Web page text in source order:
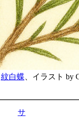
紋白蝶 、イラスト by
サ